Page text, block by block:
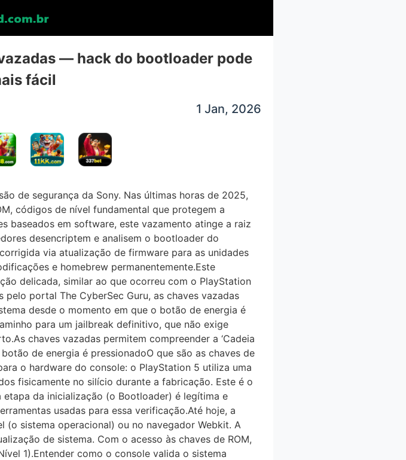
— hack do bootloader pode
fácil
1 Jan, 2026
de segurança da Sony. Nas últimas horas de 2025,
códigos de nível fundamental que protegem a
baseados em software, este vazamento atinge a raiz
desencriptem e analisem o bootloader do
via atualização de firmware para as unidades
e homebrew permanentemente.Este
delicada, similar ao que ocorreu com o PlayStation
portal The CyberSec Guru, as chaves vazadas
desde o momento em que o botão de energia é
para um jailbreak definitivo, que não exige
chaves vazadas permitem compreender a ‘Cadeia
de energia é pressionadoO que são as chaves de
o hardware do console: o PlayStation 5 utiliza uma
fisicamente no silício durante a fabricação. Este é o
da inicialização (o Bootloader) é legítima e
usadas para essa verificação.Até hoje, a
(o sistema operacional) ou no navegador Webkit. A
de sistema. Com o acesso às chaves de ROM,
1).Entender como o console valida o sistema